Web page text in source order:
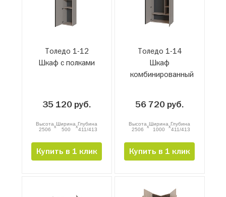
Толедо 1-12
Шкаф с полками
35 120 руб.
Высота
2506
xШирина
500
xГлубина
411/413
Купить в 1 клик
Толедо 1-14
Шкаф
комбинированный
56 720 руб.
Высота
2506
xШирина
1000
xГлубина
411/413
Купить в 1 клик